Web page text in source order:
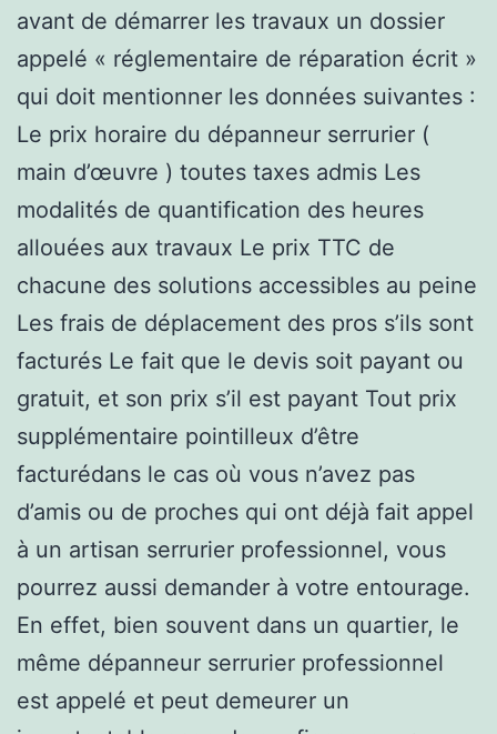
avant de démarrer les travaux un dossier
appelé « réglementaire de réparation écrit »
qui doit mentionner les données suivantes :
Le prix horaire du dépanneur serrurier (
main d’œuvre ) toutes taxes admis Les
modalités de quantification des heures
allouées aux travaux Le prix TTC de
chacune des solutions accessibles au peine
Les frais de déplacement des pros s’ils sont
facturés Le fait que le devis soit payant ou
gratuit, et son prix s’il est payant Tout prix
supplémentaire pointilleux d’être
facturédans le cas où vous n’avez pas
d’amis ou de proches qui ont déjà fait appel
à un artisan serrurier professionnel, vous
pourrez aussi demander à votre entourage.
En effet, bien souvent dans un quartier, le
même dépanneur serrurier professionnel
est appelé et peut demeurer un